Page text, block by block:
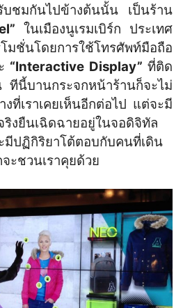
นไปข้างต้นนั้น เป็นร้าน
ในเมืองนูเรมเบิร์ก ประเทศ
มชั่นโดยการใช้โทรศัพท์มือถือ
“Interactive Display” ที่ติด
ทีนี้บานกระจกหน้าร้านก็จะไม่
ที่เราเคยเห็นอีกต่อไป แต่จะมี
งยืนเฉิดฉายอยู่ในจอดิจิทัล
มีปฏิกิริยาโต้ตอบกับคนที่เดิน
ะชวนเราคุยด้วย